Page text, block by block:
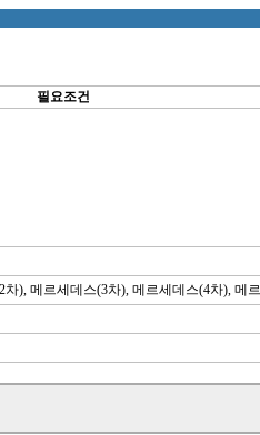
필요조건
), 메르세데스(3차), 메르세데스(4차), 메